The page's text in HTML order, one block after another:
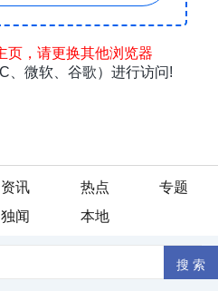
资讯 热点
专题
独闻 本地